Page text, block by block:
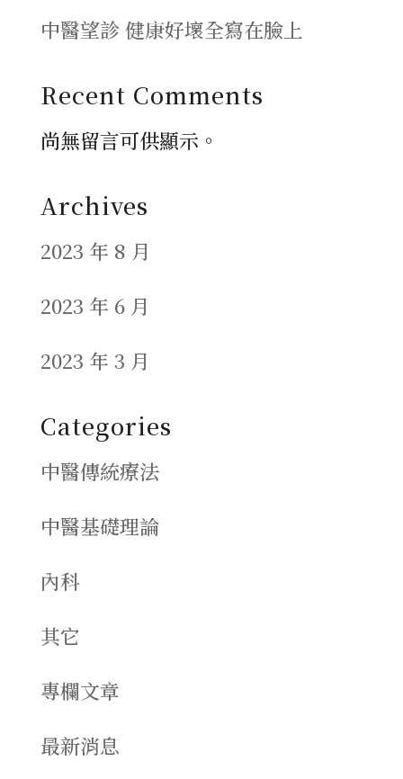
中醫望診 健康好壞全寫在臉上
Recent Comments
尚無留言可供顯示。
Archives
2023 年 8 月
2023 年 6 月
2023 年 3 月
Categories
中醫傳統療法
中醫基礎理論
內科
其它
專欄文章
最新消息